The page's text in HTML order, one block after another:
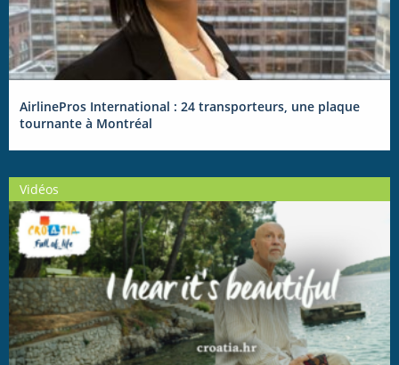
AirlinePros International : 24 transporteurs, une plaque
tournante à Montréal
Vidéos